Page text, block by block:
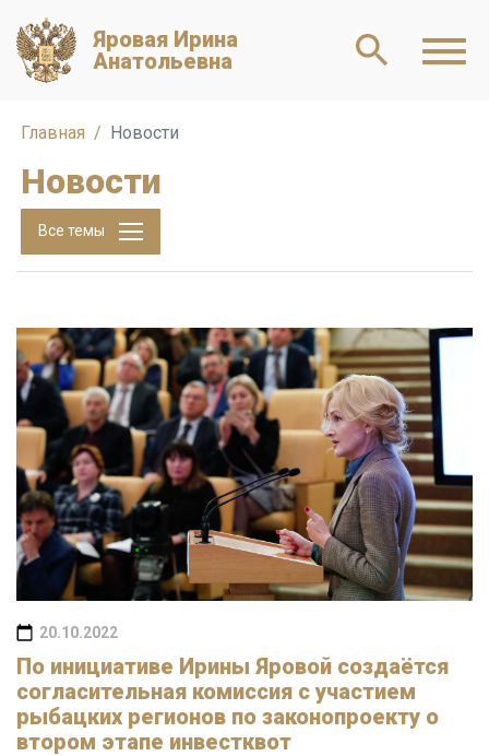
Яровая Ирина
Анатольевна
Главная Новости
Новости
Все темы
20.10.2022
По инициативе Ирины Яровой создаётся
согласительная комиссия с участием
рыбацких регионов по законопроекту о
втором этапе инвестквот